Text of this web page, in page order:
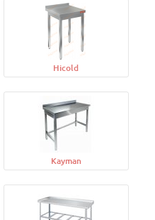
Hicold
Kayman